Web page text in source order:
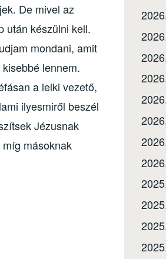
De mivel az
után készülni kell.
mondani, amit
lennem.
a lelki vezető,
ilyesmiről beszél
Jézusnak
másoknak